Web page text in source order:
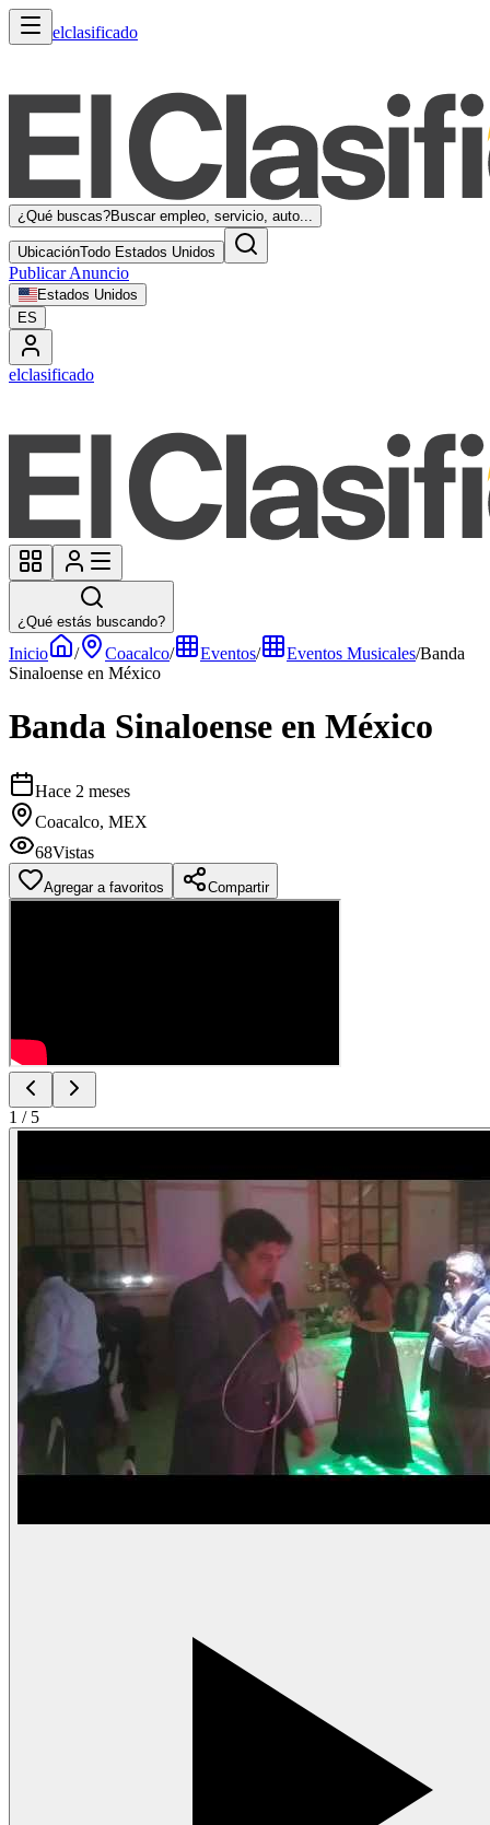
elclasificado
¿Qué buscas?Buscar empleo, servicio, auto...
UbicaciónTodo Estados Unidos
Publicar Anuncio
Estados Unidos
ES
elclasificado
¿Qué estás buscando?
Inicio / Coacalco/ Eventos/ Eventos Musicales/Banda
Sinaloense en México
Banda Sinaloense en México
Hace 2 meses
Coacalco, MEX
68Vistas
Agregar a favoritos Compartir
1 / 5